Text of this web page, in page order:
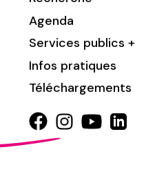
Agenda
Services publics +
Infos pratiques
Téléchargements